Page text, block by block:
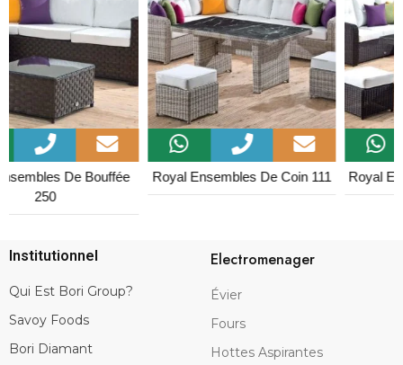
Royal Ensembles De Coin 111 Royal Ensembles De Coin 554
Institutionnel
Qui Est Bori Group?
Savoy Foods
Bori Diamant
Electromenager
Évier
Fours
Hottes Aspirantes